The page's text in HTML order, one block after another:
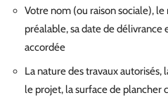
Votre nom (ou raison sociale),
préalable, sa date de délivrance
accordée
La nature des travaux
le projet, la surface de plancher